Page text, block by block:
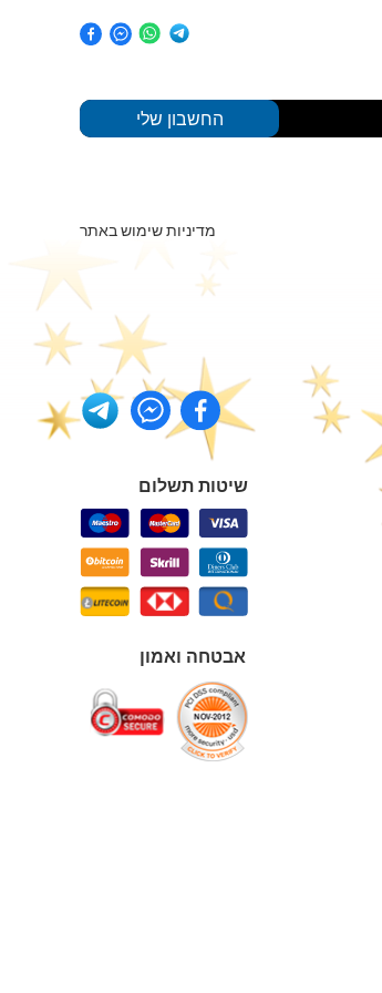
החשבון שלי
מדיניות שימוש באתר
שיטות תשלום
אבטחה ואמון